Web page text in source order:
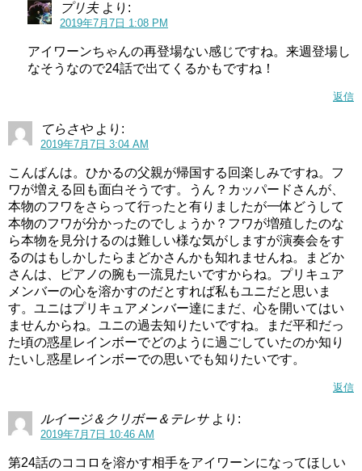
プリ夫 より:
2019年7月7日 1:08 PM
アイワーンちゃんの再登場ない感じですね。来週登場し
なそうなので24話で出てくるかもですね！
返信
てらさや より:
2019年7月7日 3:04 AM
こんばんは。ひかるの父親が帰国する回楽しみですね。フ
ワが増える回も面白そうです。うん？カッパードさんが、
本物のフワをさらって行ったと有りましたが一体どうして
本物のフワが分かったのでしょうか？フワが増殖したのな
ら本物を見分けるのは難しい様な気がしますが演奏会をす
るのはもしかしたらまどかさんかも知れませんね。まどか
さんは、ピアノの腕も一流見たいですからね。プリキュア
メンバーの心を溶かすのだとすれば私もユニだと思いま
す。ユニはプリキュアメンバー達にまだ、心を開いてはい
ませんからね。ユニの過去知りたいですね。まだ平和だっ
た頃の惑星レインボーでどのように過ごしていたのか知り
たいし惑星レインボーでの思いでも知りたいです。
返信
ルイージ＆クリボー＆テレサ より:
2019年7月7日 10:46 AM
第24話のココロを溶かす相手をアイワーンになってほしい